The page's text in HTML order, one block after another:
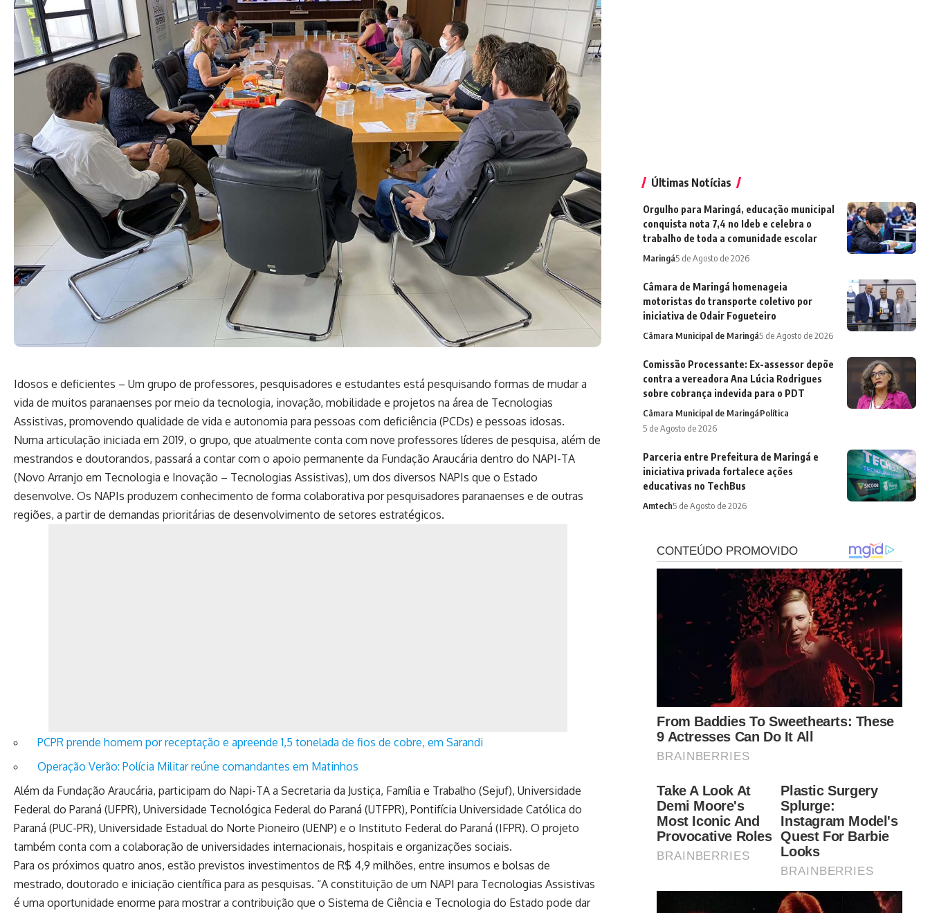
Idosos e deficientes – Um grupo de professores, pesquisadores e estudantes está pesquisando formas de mudar a
vida de muitos paranaenses por meio da tecnologia, inovação, mobilidade e projetos na área de Tecnologias
Assistivas, promovendo qualidade de vida e autonomia para pessoas com deficiência (PCDs) e pessoas idosas.
Numa articulação iniciada em 2019, o grupo, que atualmente conta com nove professores líderes de pesquisa, além de
mestrandos e doutorandos, passará a contar com o apoio permanente da Fundação Araucária dentro do NAPI-TA
(Novo Arranjo em Tecnologia e Inovação – Tecnologias Assistivas), um dos diversos NAPIs que o Estado
desenvolve. Os NAPIs produzem conhecimento de forma colaborativa por pesquisadores paranaenses e de outras
regiões, a partir de demandas prioritárias de desenvolvimento de setores estratégicos.
PCPR prende homem por receptação e apreende 1,5 tonelada de fios de cobre, em Sarandi
Operação Verão: Polícia Militar reúne comandantes em Matinhos
Além da Fundação Araucária, participam do Napi-TA a Secretaria da Justiça, Família e Trabalho (Sejuf), Universidade
Federal do Paraná (UFPR), Universidade Tecnológica Federal do Paraná (UTFPR), Pontifícia Universidade Católica do
Paraná (PUC-PR), Universidade Estadual do Norte Pioneiro (UENP) e o Instituto Federal do Paraná (IFPR). O projeto
também conta com a colaboração de universidades internacionais, hospitais e organizações sociais.
Para os próximos quatro anos, estão previstos investimentos de R$ 4,9 milhões, entre insumos e bolsas de
mestrado, doutorado e iniciação científica para as pesquisas. “A constituição de um NAPI para Tecnologias Assistivas
é uma oportunidade enorme para mostrar a contribuição que o Sistema de Ciência e Tecnologia do Estado pode dar
Últimas Notícias
Orgulho para Maringá, educação municipal
conquista nota 7,4 no Ideb e celebra o
trabalho de toda a comunidade escolar
Maringá5 de Agosto de 2026
Câmara de Maringá homenageia
motoristas do transporte coletivo por
iniciativa de Odair Fogueteiro
Câmara Municipal de Maringá5 de Agosto de 2026
Comissão Processante: Ex-assessor depõe
contra a vereadora Ana Lúcia Rodrigues
sobre cobrança indevida para o PDT
Câmara Municipal de MaringáPolítica
5 de Agosto de 2026
Parceria entre Prefeitura de Maringá e
iniciativa privada fortalece ações
educativas no TechBus
Amtech5 de Agosto de 2026